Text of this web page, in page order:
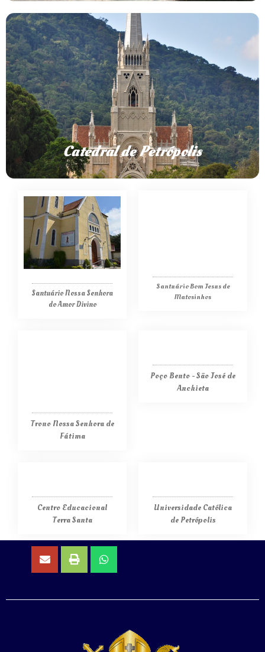
Catedral de Petrópolis
Catedral São Pedro de Alcântara de
Petrópolis
A Paróquia São Pedro de Alcântara foi criada em 1846. Em
1876 foi lançada a primeira pedra fundamental e em 1884,
lançamento da segunda pedra fundamental.
Em 1925 foi inaugurada a nova matriz e em 1970 toda
obra é concluída, 93 anos depois da bênção da primeira
pedra fundamental.
Clique para saber mais
Santuário Nossa Senhora
do Amor Divino
Santuário Bom Jesus de
Matosinhos
Trono Nossa Senhora de
Fátima
Poço Bento - São José de
Anchieta
Centro Educacional
Terra Santa
Universidade Católica
de Petrópolis